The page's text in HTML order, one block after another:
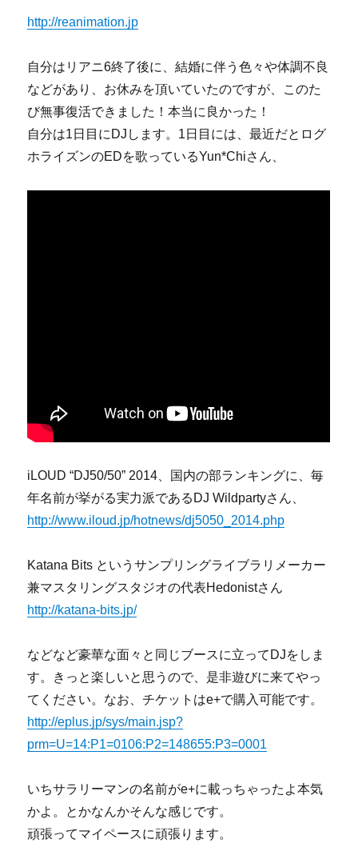
http://reanimation.jp
自分はリアニ6終了後に、結婚に伴う色々や体調不良
などがあり、お休みを頂いていたのですが、このた
び無事復活できました！本当に良かった！
自分は1日目にDJします。1日目には、最近だとログ
ホライズンのEDを歌っているYun*Chiさん、
iLOUD “DJ50/50” 2014、国内の部ランキングに、毎
年名前が挙がる実力派であるDJ Wildpartyさん、
http://www.iloud.jp/hotnews/dj5050_2014.php
Katana Bits というサンプリングライブラリメーカー
兼マスタリングスタジオの代表Hedonistさん
http://katana-bits.jp/
などなど豪華な面々と同じブースに立ってDJをしま
す。きっと楽しいと思うので、是非遊びに来てやっ
てください。なお、チケットはe+で購入可能です。
http://eplus.jp/sys/main.jsp?
prm=U=14:P1=0106:P2=148655:P3=0001
いちサラリーマンの名前がe+に載っちゃったよ本気
かよ。とかなんかそんな感じです。
頑張ってマイペースに頑張ります。